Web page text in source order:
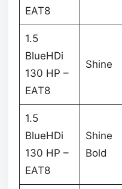
EAT8
1.5
BlueHDi
130 HP –
EAT8
Shine
1.5
BlueHDi
130 HP –
EAT8
Shine
Bold